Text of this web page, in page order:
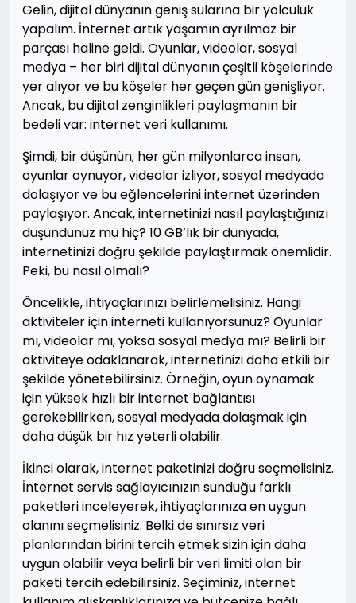
Gelin, dijital dünyanın geniş sularına bir yolculuk
yapalım. İnternet artık yaşamın ayrılmaz bir
parçası haline geldi. Oyunlar, videolar, sosyal
medya – her biri dijital dünyanın çeşitli köşelerinde
yer alıyor ve bu köşeler her geçen gün genişliyor.
Ancak, bu dijital zenginlikleri paylaşmanın bir
bedeli var: internet veri kullanımı.
Şimdi, bir düşünün; her gün milyonlarca insan,
oyunlar oynuyor, videolar izliyor, sosyal medyada
dolaşıyor ve bu eğlencelerini internet üzerinden
paylaşıyor. Ancak, internetinizi nasıl paylaştığınızı
düşündünüz mü hiç? 10 GB’lık bir dünyada,
internetinizi doğru şekilde paylaştırmak önemlidir.
Peki, bu nasıl olmalı?
Öncelikle, ihtiyaçlarınızı belirlemelisiniz. Hangi
aktiviteler için interneti kullanıyorsunuz? Oyunlar
mı, videolar mı, yoksa sosyal medya mı? Belirli bir
aktiviteye odaklanarak, internetinizi daha etkili bir
şekilde yönetebilirsiniz. Örneğin, oyun oynamak
için yüksek hızlı bir internet bağlantısı
gerekebilirken, sosyal medyada dolaşmak için
daha düşük bir hız yeterli olabilir.
İkinci olarak, internet paketinizi doğru seçmelisiniz.
İnternet servis sağlayıcınızın sunduğu farklı
paketleri inceleyerek, ihtiyaçlarınıza en uygun
olanını seçmelisiniz. Belki de sınırsız veri
planlarından birini tercih etmek sizin için daha
uygun olabilir veya belirli bir veri limiti olan bir
paketi tercih edebilirsiniz. Seçiminiz, internet